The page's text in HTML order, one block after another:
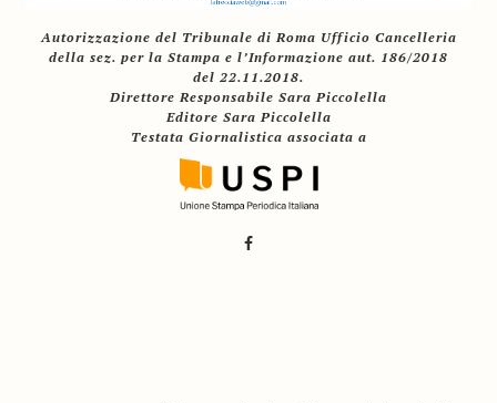
Autorizzazione del Tribunale di Roma Ufficio Cancelleria
della sez. per la Stampa e l’Informazione aut. 186/2018
del 22.11.2018.
Direttore Responsabile Sara Piccolella
Editore Sara Piccolella
Testata Giornalistica associata a